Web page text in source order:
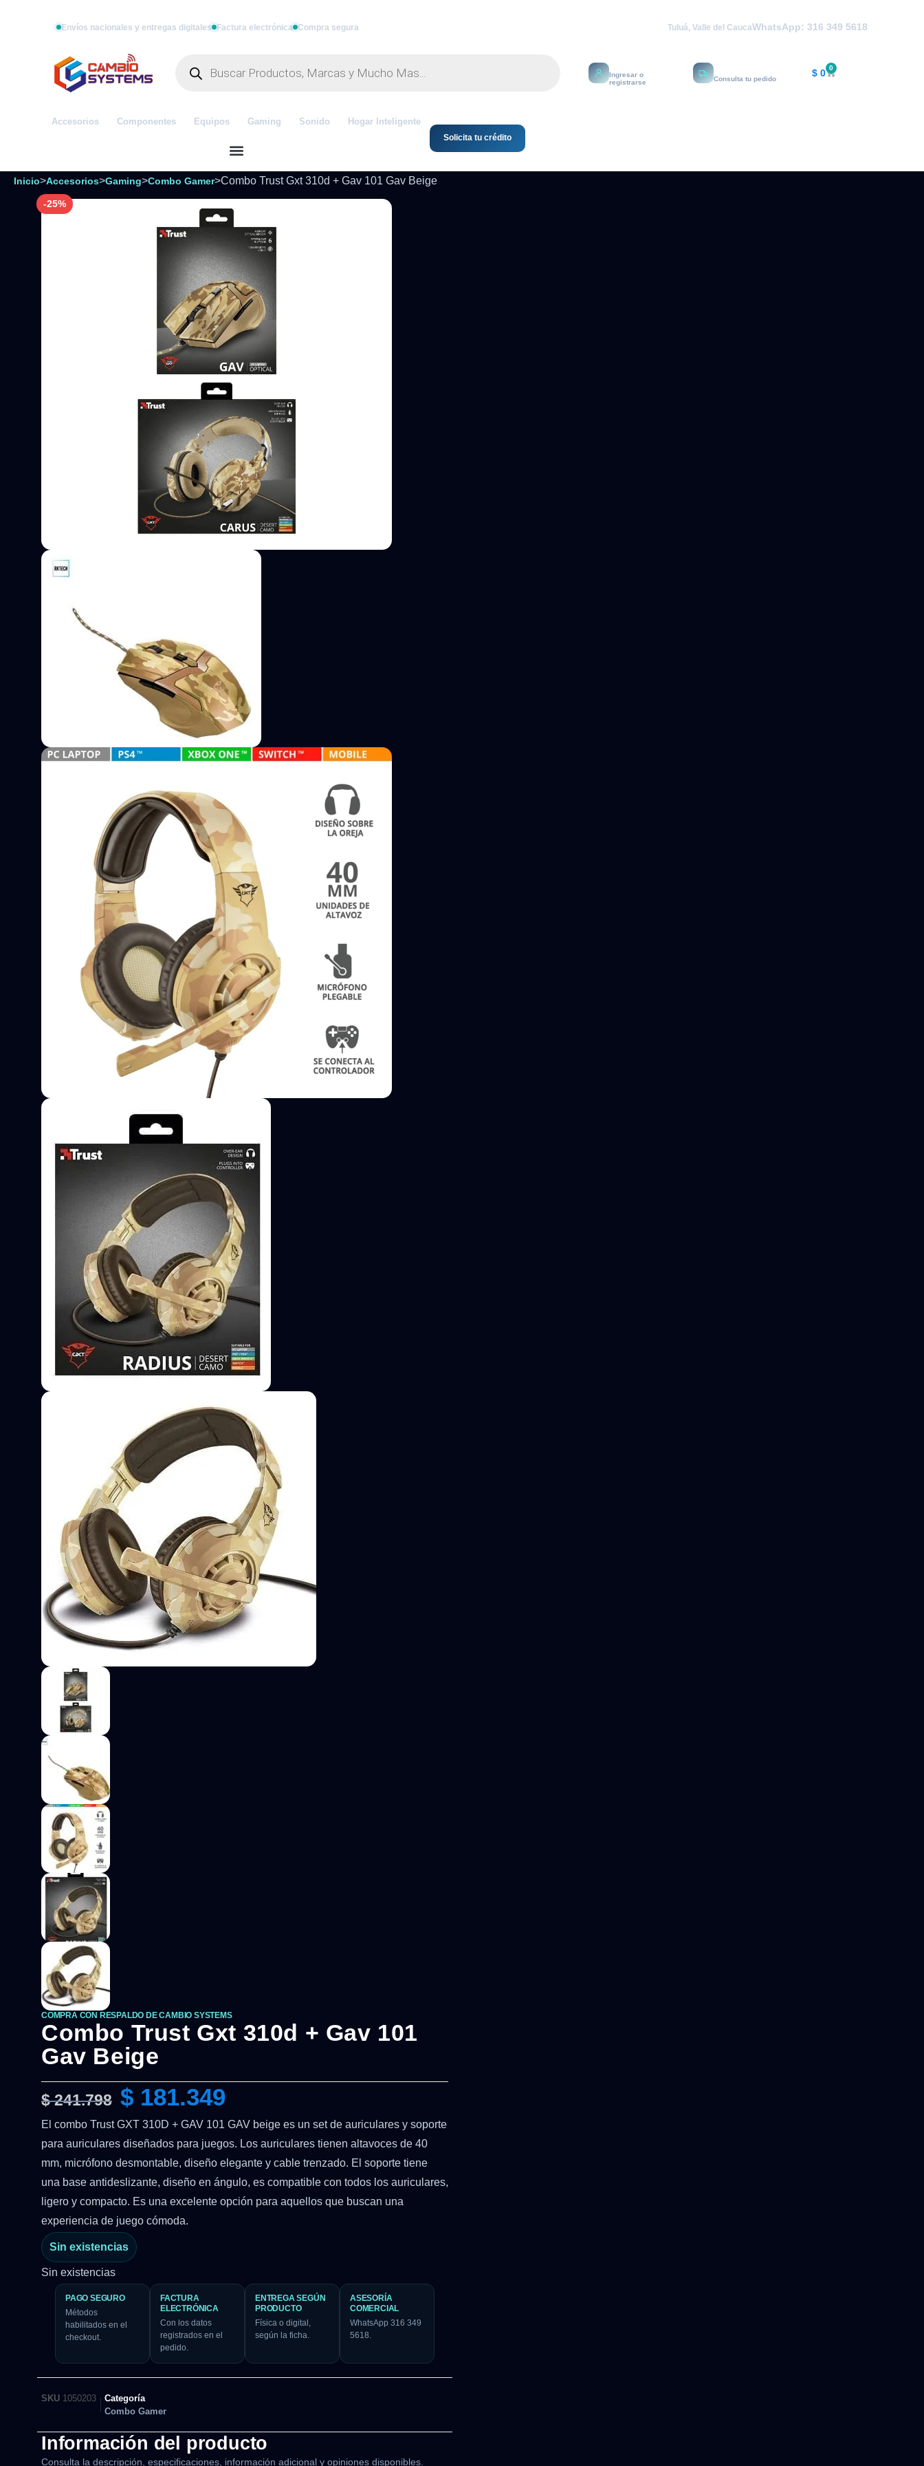
Envíos nacionales y entregas digitales Factura electrónica Compra segura Tuluá, Valle del CaucaWhatsApp: 316 349 5618
Ingresar o
registrarse
Rastrear
Consulta tu pedido $ 0 0
Accesorios Componentes Equipos Gaming Sonido
Hogar Inteligente
Solicita tu crédito
Inicio>Accesorios>Gaming>Combo Gamer>Combo Trust Gxt 310d + Gav 101 Gav Beige
-25%
COMPRA CON RESPALDO DE CAMBIO SYSTEMS
Combo Trust Gxt 310d + Gav 101
Gav Beige
$241.798 $ 181.349
El combo Trust GXT 310D + GAV 101 GAV beige es un set de auriculares y soporte
para auriculares diseñados para juegos. Los auriculares tienen altavoces de 40
mm, micrófono desmontable, diseño elegante y cable trenzado. El soporte tiene
una base antideslizante, diseño en ángulo, es compatible con todos los auriculares,
ligero y compacto. Es una excelente opción para aquellos que buscan una
experiencia de juego cómoda.
Sin existencias
Sin existencias
PAGO SEGURO
Métodos
habilitados en el
checkout.
FACTURA
ELECTRÓNICA
Con los datos
registrados en el
pedido.
ENTREGA SEGÚN
PRODUCTO
Física o digital,
según la ficha.
ASESORÍA
COMERCIAL
WhatsApp 316 349
5618.
SKU 1050203
Categoría
Combo Gamer
Información del producto
Consulta la descripción, especificaciones, información adicional y opiniones disponibles.